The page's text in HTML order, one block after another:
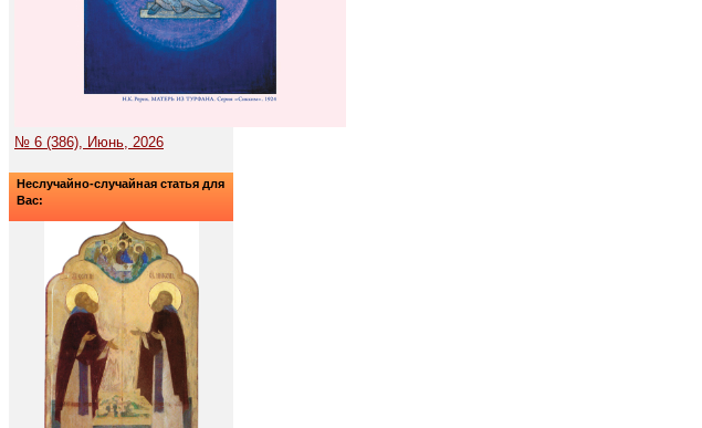
№ 6 (386), Июнь, 2026
Неслучайно-случайная статья для
Вас: